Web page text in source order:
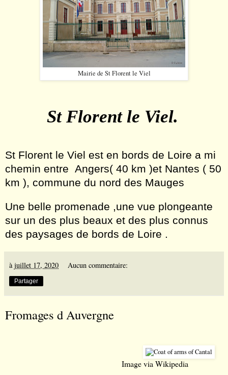
Mairie de St Florent le Viel
St Florent le Viel.
St Florent le Viel est en bords de Loire a mi
chemin entre Angers( 40 km )et Nantes ( 50
km ), commune du nord des Mauges
Une belle promenade ,une vue plongeante
sur un des plus beaux et des plus connus
des paysages de bords de Loire .
àjuillet 17, 2020 Aucun commentaire:
Partager
Fromages d Auvergne
Image viaWikipedia